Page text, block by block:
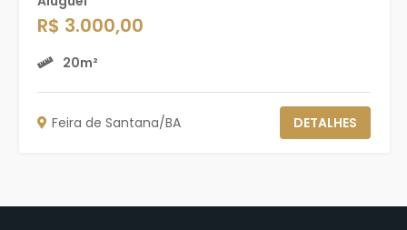
R$ 3.000,00
20m²
Feira de Santana/BA DETALHES